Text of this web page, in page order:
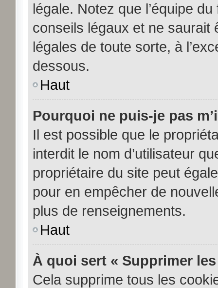
légale. Notez que l’équipe
conseils légaux et ne saurait
légales de toute sorte, à
dessous.
Haut
Pourquoi ne puis-je pas
Il est possible que le
interdit le nom d’utilisateur
propriétaire du site peut
pour en empêcher de
plus de renseignements.
Haut
À quoi sert « Supprimer
Cela supprime tous les